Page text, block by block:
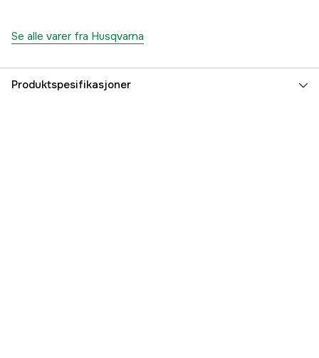
Se alle varer fra Husqvarna
Produktspesifikasjoner